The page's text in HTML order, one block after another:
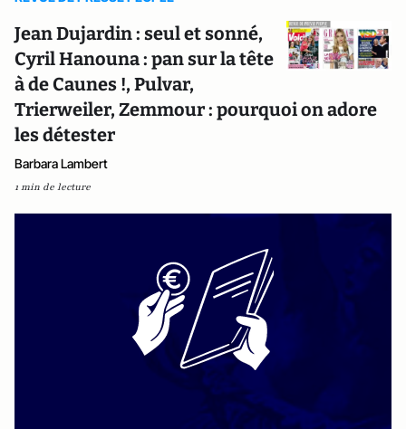
Jean Dujardin : seul et sonné,
Cyril Hanouna : pan sur la tête
à de Caunes !, Pulvar,
Trierweiler, Zemmour : pourquoi on adore
les détester
Barbara Lambert
1 min de lecture